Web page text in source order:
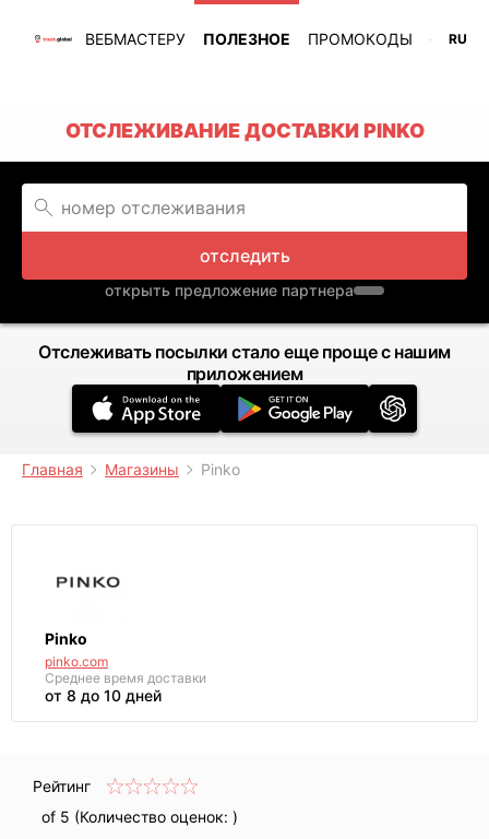
ВЕБМАСТЕРУ ПОЛЕЗНОЕ ПРОМОКОДЫ RU
ОТСЛЕЖИВАНИЕ ДОСТАВКИ PINKO
отследить
открыть предложение партнера
Отслеживать посылки стало еще проще с нашим
приложением
Главная Магазины Pinko
Pinko
pinko.com
Среднее время доставки
от 8 до 10 дней
Рейтинг
of 5 (Количество оценок: )